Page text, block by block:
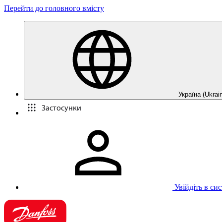
Перейти до головного вмісту
Україна
Застосунки
Увійдіть в